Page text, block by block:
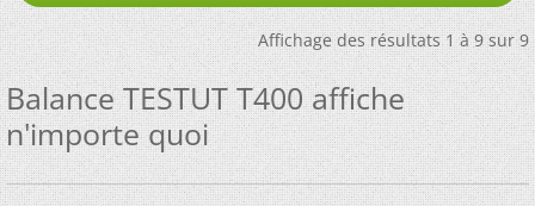
Affichage des résultats 1 à 9 sur 9
Balance TESTUT T400 affiche
n'importe quoi